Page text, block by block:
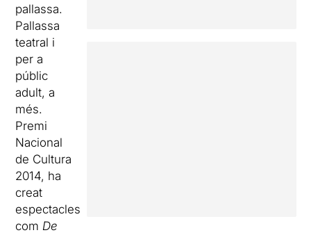
pallassa.
Pallassa
teatral i
per a
públic
adult, a
més.
Premi
Nacional
de Cultura
2014, ha
creat
espectacles
comDe